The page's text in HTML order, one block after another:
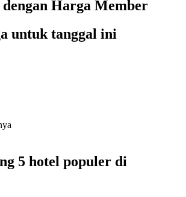
Harga Member
untuk tanggal ini
5 hotel populer di